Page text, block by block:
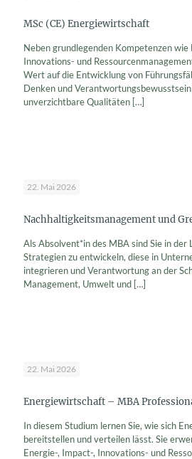
MSc (CE) Energiewirtschaft
Neben grundlegenden Kompetenzen wie
Innovations- und
Wert auf die Entwicklung von
Denken und
unverzichtbare Qualitäten […]
22. Mai 2026
Nachhaltigkeitsmanagement und
Als Absolvent*in des MBA sind Sie in der
Strategien zu entwickeln, diese in
integrieren und Verantwortung an der
Management, Umwelt und […]
22. Mai 2026
Energiewirtschaft – MBA
In diesem Studium lernen Sie, wie sich
bereitstellen und verteilen lässt. Sie
Energie-, Impact-, Innovations- und